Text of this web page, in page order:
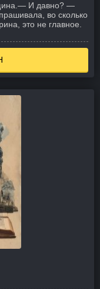
— И давно? —
во сколько
это не главное.